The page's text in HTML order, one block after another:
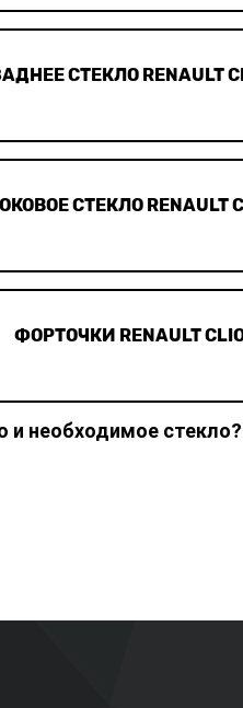
СТЕКЛО RENAULT
СТЕКЛО RENAULT
ФОРТОЧКИ RENAULT
и необходимое стекло?